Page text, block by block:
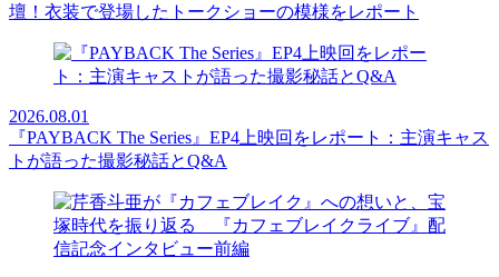
壇！衣装で登場したトークショーの模様をレポート
2026.08.01
『PAYBACK The Series』EP4上映回をレポート：主演キャス
トが語った撮影秘話とQ&A